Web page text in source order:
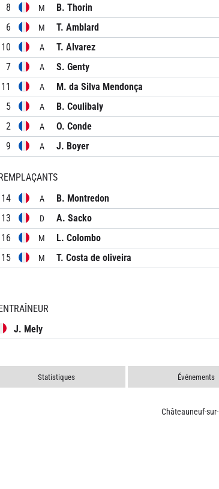
8
M
B. Thorin
6
M
T. Amblard
10
A
T. Alvarez
7
A
S. Genty
11
A
M. da Silva Mendonça
5
A
B. Coulibaly
2
A
O. Conde
9
A J. Boyer
14
A
B. Montredon
13
D
A. Sacko
16
M
L. Colombo
15
M T. Costa de oliveira
J. Mely
Statistiques Événements
Châteauneuf-